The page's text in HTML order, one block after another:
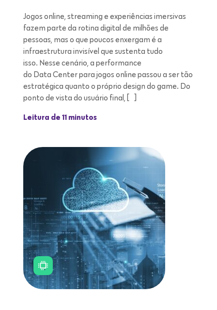
Jogos online, streaming e experiências imersivas
fazem parte da rotina digital de milhões de
pessoas, mas o que poucos enxergam é a
infraestrutura invisível que sustenta tudo
isso. Nesse cenário, a performance
do Data Center para jogos online passou a ser tão
estratégica quanto o próprio design do game. Do
ponto de vista do usuário final, […]
Leitura de 11 minutos